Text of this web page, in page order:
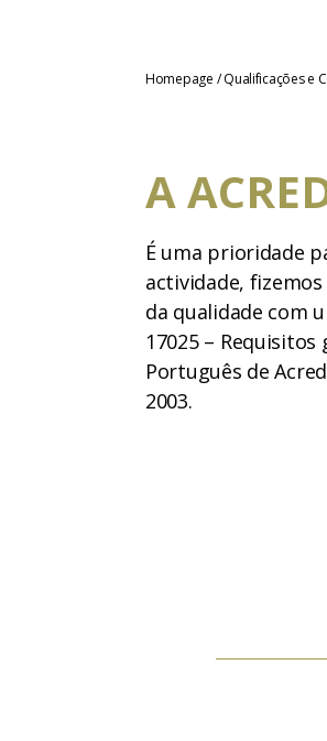
Homepage /Qualificações e
A
É uma prioridade
actividade,
da qualidade com
17025 –
Português de
2003.